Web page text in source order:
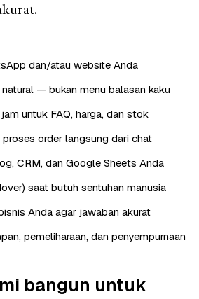
dan/atau website Anda
— bukan menu balasan kaku
untuk FAQ, harga, dan stok
order langsung dari chat
CRM, dan Google Sheets Anda
saat butuh sentuhan manusia
Anda agar jawaban akurat
pemeliharaan, dan penyempurnaan
bangun untuk